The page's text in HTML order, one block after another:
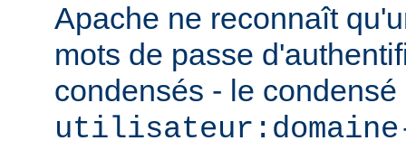
Apache ne reconnaît
mots de passe
condensés - le